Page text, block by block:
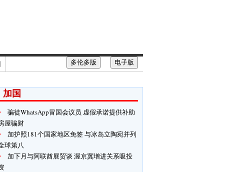
电子版
多伦多版
加国
骗徒WhatsApp冒国会议员 虚假承诺提供补助
屋骗财
加护照181个国家地区免签 与冰岛立陶宛并列
球第八
加下月与阿联酋展贸谈 渥京冀增进关系吸投